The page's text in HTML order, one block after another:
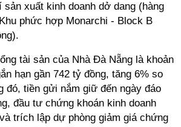
sản xuất kinh doanh dở dang (hàng
phức hợp Monarchi - Block B
tài sản của Nhà Đà Nẵng là khoản
hạn gần 742 tỷ đồng, tăng 6% so
đó, tiền gửi nắm giữ đến ngày đáo
đầu tư chứng khoán kinh doanh
trích lập dự phòng giảm giá chứng